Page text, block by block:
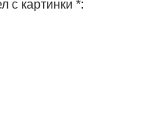
с картинки *: